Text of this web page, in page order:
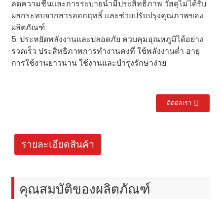
ลดความชื้นและการระบายน้ำมีประสิทธิภาพ วัสดุไม่ได้รับ
ผลกระทบจากสารออกฤทธิ์ และช่วยปรับปรุงคุณภาพของ
ผลิตภัณฑ์
5. ประหยัดพลังงานและปลอดภัย ควบคุมอุณหภูมิได้อย่าง
รวดเร็ว ประสิทธิภาพการทำงานคงที่ ใช้พลังงานต่ำ อายุ
การใช้งานยาวนาน ใช้งานและบำรุงรักษาง่าย
ติดต่อเรา
รายละเอียดสินค้า
คุณสมบัติของผลิตภัณฑ์